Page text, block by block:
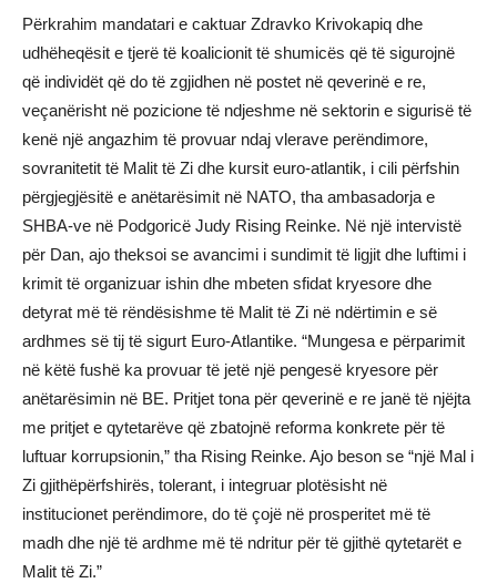
Përkrahim mandatari e caktuar Zdravko Krivokapiq dhe
udhëheqësit e tjerë të koalicionit të shumicës që të sigurojnë
që individët që do të zgjidhen në postet në qeverinë e re,
veçanërisht në pozicione të ndjeshme në sektorin e sigurisë të
kenë një angazhim të provuar ndaj vlerave perëndimore,
sovranitetit të Malit të Zi dhe kursit euro-atlantik, i cili përfshin
përgjegjësitë e anëtarësimit në NATO, tha ambasadorja e
SHBA-ve në Podgoricë Judy Rising Reinke. Në një intervistë
për Dan, ajo theksoi se avancimi i sundimit të ligjit dhe luftimi i
krimit të organizuar ishin dhe mbeten sfidat kryesore dhe
detyrat më të rëndësishme të Malit të Zi në ndërtimin e së
ardhmes së tij të sigurt Euro-Atlantike. “Mungesa e përparimit
në këtë fushë ka provuar të jetë një pengesë kryesore për
anëtarësimin në BE. Pritjet tona për qeverinë e re janë të njëjta
me pritjet e qytetarëve që zbatojnë reforma konkrete për të
luftuar korrupsionin,” tha Rising Reinke. Ajo beson se “një Mal i
Zi gjithëpërfshirës, ​​tolerant, i integruar plotësisht në
institucionet perëndimore, do të çojë në prosperitet më të
madh dhe një të ardhme më të ndritur për të gjithë qytetarët e
Malit të Zi.”